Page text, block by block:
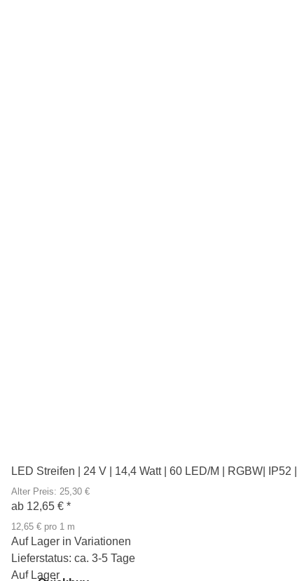
LED Streifen | 24 V | 14,4 Watt | 60 LED/M | RGBW| IP52 |
Alter Preis: 25,30 €
ab 12,65 € *
12,65 € pro 1 m
Auf Lager in Variationen
Lieferstatus: ca. 3-5 Tage
Auf Lager